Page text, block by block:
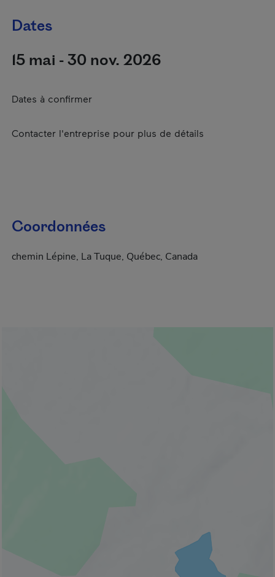
Dates
15 mai - 30 nov. 2026
Dates à confirmer
Contacter l'entreprise pour plus de détails
Coordonnées
chemin Lépine, La Tuque, Québec, Canada